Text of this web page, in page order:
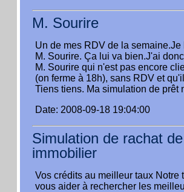
M. Sourire
Un de mes RDV de la
M. Sourire. Ça lui va bien.J'ai
M. Sourire qui n'est pas encore
(on ferme à 18h), sans RDV et
Tiens tiens. Ma simulation de prêt
Date: 2008-09-18 19:04:00
Simulation de rachat
immobilier
Vos crédits au meilleur taux Notre
vous aider à rechercher les